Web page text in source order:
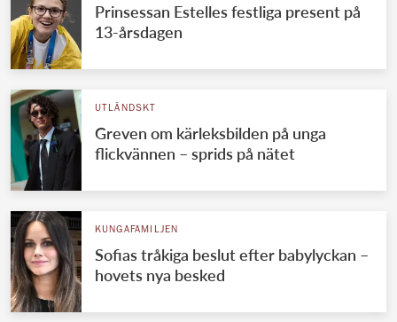
Svenska kungahuset
Brittiska kungahuset
Norska kungahuset
Danska kungahuset
Spanska kungahuset
Nederländska kungahuset
Jordanska kungahuset
Luxemburgska storhertighuset
REDAKTION
Prinsessan Estelles festliga present på
13-årsdagen
UTLÄNDSKT
Greven om kärleksbilden på unga
flickvännen – sprids på nätet
KUNGAFAMILJEN
Sofias tråkiga beslut efter babylyckan –
hovets nya besked